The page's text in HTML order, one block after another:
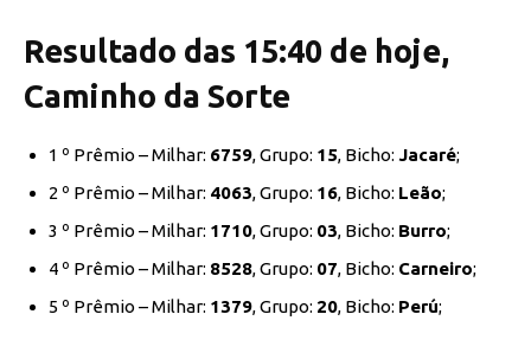
Resultado das 15:40 de hoje,
Caminho da Sorte
1 º Prêmio – Milhar: 6759, Grupo: 15, Bicho: Jacaré;
2 º Prêmio – Milhar: 4063, Grupo: 16, Bicho: Leão;
3 º Prêmio – Milhar: 1710, Grupo: 03, Bicho: Burro;
4 º Prêmio – Milhar: 8528, Grupo: 07, Bicho: Carneiro;
5 º Prêmio – Milhar: 1379, Grupo: 20, Bicho: Perú;